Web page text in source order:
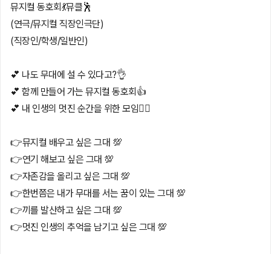
뮤지컬 동호회💃뮤클🕺
(연극/뮤지컬 직장인극단)
(직장인/학생/일반인)
💕 나도 무대에 설 수 있다고?👌
💕 함께 만들어 가는 뮤지컬 동호회👍
💕 내 인생의 멋진 순간을 위한 모임🙆‍♀️
👉뮤지컬 배우고 싶은 그대 💯
👉연기 해보고 싶은 그대 💯
👉자존감을 올리고 싶은 그대 💯
👉한번쯤은 내가 무대를 서는 꿈이 있는 그대 💯
👉끼를 발산하고 싶은 그대 💯
👉멋진 인생의 추억을 남기고 싶은 그대 💯